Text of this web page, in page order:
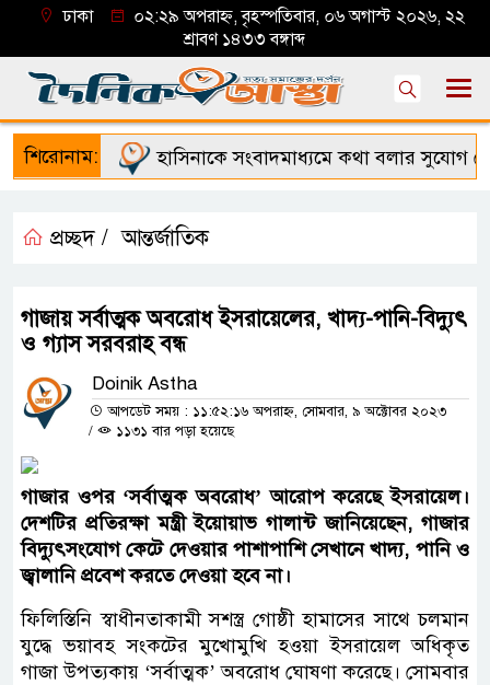
ঢাকা
০২:২৯ অপরাহ্ন, বৃহস্পতিবার, ০৬ অগাস্ট ২০২৬, ২২
শ্রাবণ ১৪৩৩ বঙ্গাব্দ
শিরোনাম: হাসিনাকে সংবাদমাধ্যমে কথা বলার সুযোগ
প্রচ্ছদ / আন্তর্জাতিক
গাজায় সর্বাত্মক অবরোধ ইসরায়েলের, খাদ্য-পানি-বিদ্যুৎ
ও গ্যাস সরবরাহ বন্ধ
Doinik Astha
আপডেট সময় : ১১:৫২:১৬ অপরাহ্ন, সোমবার, ৯ অক্টোবর ২০২৩
/
১১৩১ বার পড়া হয়েছে
গাজার ওপর ‘সর্বাত্মক অবরোধ’ আরোপ করেছে ইসরায়েল।
দেশটির প্রতিরক্ষা মন্ত্রী ইয়োয়াভ গালান্ট জানিয়েছেন, গাজার
বিদ্যুৎসংযোগ কেটে দেওয়ার পাশাপাশি সেখানে খাদ্য, পানি ও
জ্বালানি প্রবেশ করতে দেওয়া হবে না।
ফিলিস্তিনি স্বাধীনতাকামী সশস্ত্র গোষ্ঠী হামাসের সাথে চলমান
যুদ্ধে ভয়াবহ সংকটের মুখোমুখি হওয়া ইসরায়েল অধিকৃত
গাজা উপত্যকায় ‘সর্বাত্মক’ অবরোধ ঘোষণা করেছে। সোমবার